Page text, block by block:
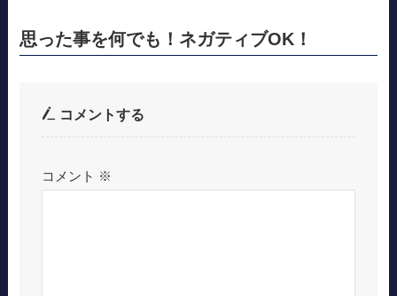
思った事を何でも！ネガティブOK！
コメントする
コメント ※